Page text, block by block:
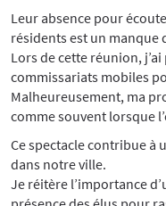
Leur absence pour
résidents est un manque
Lors de cette réunion,
commissariats mobiles
Malheureusement, ma
comme souvent lorsque
Ce spectacle contribue à
dans notre ville.
Je réitère l’importance